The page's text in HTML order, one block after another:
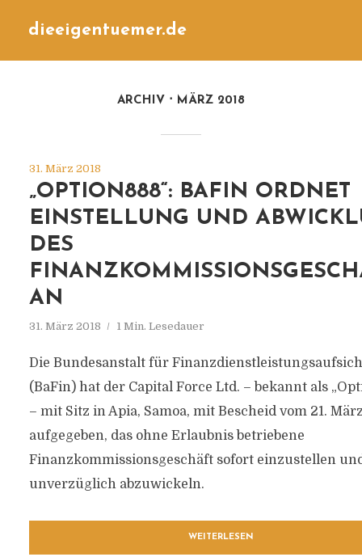
dieeigentuemer.de
ARCHIV MÄRZ 2018
31. März 2018
„OPTION888“: BAFIN ORDNET
EINSTELLUNG UND
DES
AN
31. März 2018 1 Min. Lesedauer
Die Bundesanstalt für
(BaFin) hat der Capital Force Ltd. – bekannt als
– mit Sitz in Apia, Samoa, mit Bescheid vom 21.
aufgegeben, das ohne Erlaubnis betriebene
Finanzkommissionsgeschäft sofort einzustellen
unverzüglich abzuwickeln.
WEITERLESEN